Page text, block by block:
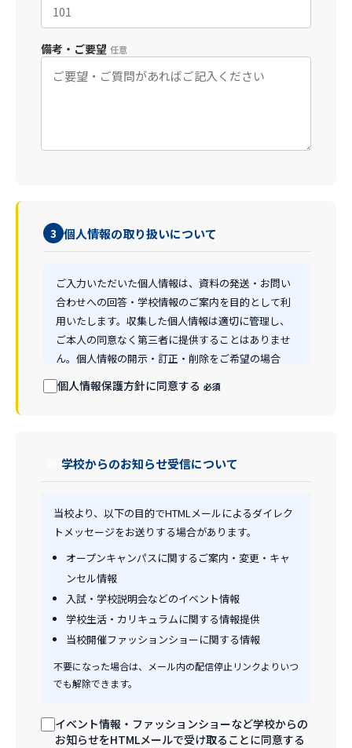
備考・ご要望 任意
3 個人情報の取り扱いについて
ご入力いただいた個人情報は、資料の発送・お問い
合わせへの回答・学校情報のご案内を目的として利
用いたします。収集した個人情報は適切に管理し、
ご本人の同意なく第三者に提供することはありませ
ん。個人情報の開示・訂正・削除をご希望の場合
は、下記お問い合わせ先までご連絡ください。
個人情報保護方針に同意する 必須
学校からのお知らせ受信について
当校より、以下の目的でHTMLメールによるダイレク
トメッセージをお送りする場合があります。
オープンキャンパスに関するご案内・変更・キャ
ンセル情報
入試・学校説明会などのイベント情報
学校生活・カリキュラムに関する情報提供
当校開催ファッションショーに関する情報
不要になった場合は、メール内の配信停止リンクよりいつ
でも解除できます。
イベント情報・ファッションショーなど学校からの
お知らせをHTMLメールで受け取ることに同意する